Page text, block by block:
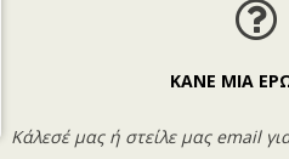
ΚΑΝΕ ΜΙΑ
Κάλεσέ μας ή στείλε μας email